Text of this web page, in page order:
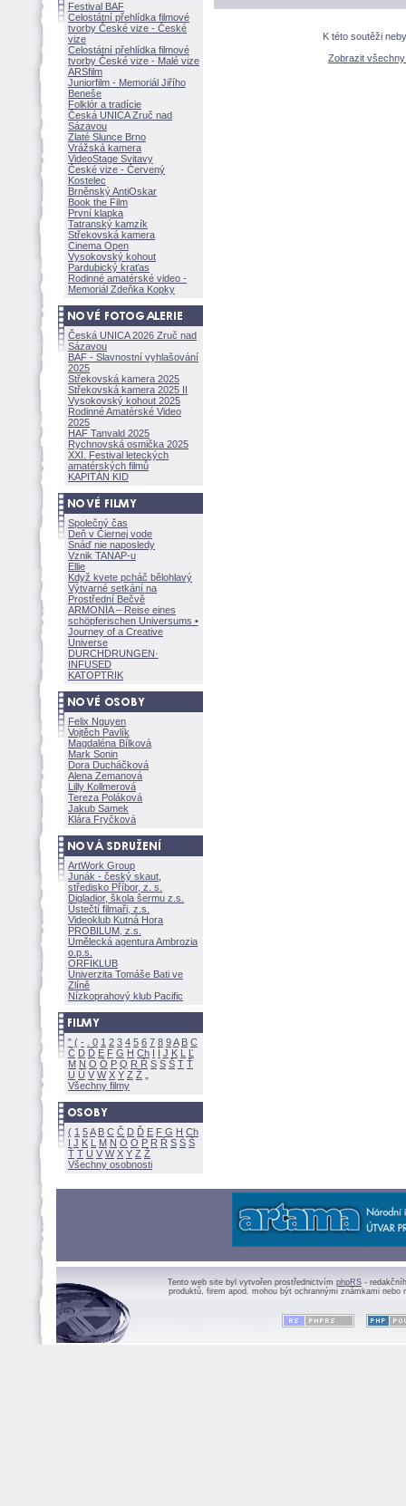
Festival BAF
Celostátní přehlídka filmové
tvorby České vize - České
vize
Celostátní přehlídka filmové
tvorby České vize - Malé vize
ARSfilm
Juniorfilm - Memoriál Jiřího
Beneše
Folklór a tradície
Česká UNICA Zruč nad
Sázavou
Zlaté Slunce Brno
Vrážská kamera
VideoStage Svitavy
České vize - Červený
Kostelec
Brněnský AntiOskar
Book the Film
První klapka
Tatranský kamzík
Střekovská kamera
Cinema Open
Vysokovský kohout
Pardubický kraťas
Rodinné amatérské video -
Memoriál Zdeňka Kopky
Česká UNICA 2026 Zruč nad
Sázavou
BAF - Slavnostní vyhlašování
2025
Střekovská kamera 2025
Střekovská kamera 2025 II
Vysokovský kohout 2025
Rodinné Amatérské Video
2025
HAF Tanvald 2025
Rychnovská osmička 2025
XXI. Festival leteckých
amatérských filmů
KAPITÁN KID
Společný čas
Deň v Čiernej vode
Snáď nie naposledy
Vznik TANAP-u
Ellie
Když kvete pcháč bělohlavý
Výtvarné setkání na
Prostřední Bečvě
ARMONÍA – Reise eines
schöpferischen Universums •
Journey of a Creative
Universe
DURCHDRUNGEN·
INFUSED
KATOPTRIK
Felix Nguyen
Vojtěch Pavlík
Magdaléna Bílkov
Mark Sonin
Dora Ducháčkov
Alena Zemanov
Lilly Kollmerov
Tereza Polákov
Jakub Samek
Klára Fryčkov
ArtWork Group
Junák - český skaut,
středisko Příbor, z. s.
Digladior, škola šermu z.s.
Ústečtí filmaři, z.s.
Videoklub Kutná Hora
PROBILUM, z.s.
Umělecká agentura Ambrozia
o.p.s.
ORFIKLUB
Univerzita Tomáše Bati ve
Zlíně
Nízkoprahový klub Pacific
" ( - 0 1 2 3 4 5 6 7 8 9A B C
Č D Ď E F G H Ch I Í J K L
Ľ
M N O Ó P Q R Ř S Ś T Ť
U Ú V W X Y Z
Všechny filmy
( 1 5A B C Č D Ď E F G H Ch
I J K L M N Ó O P R Ř S Ś
Ť T U V W X Y Z
Všechny osobnosti
K této soutěži
Zobrazit
Tento web site byl vytvořen prostřednictvím phpRS -
produktů, firem apod. mohou být ochrannými známkami